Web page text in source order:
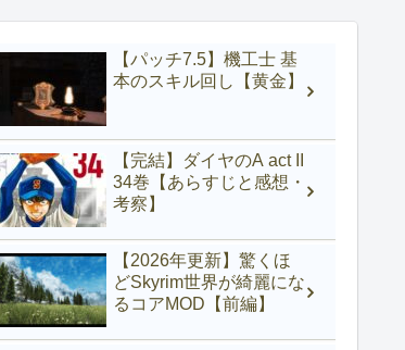
【パッチ7.5】機工士 基
本のスキル回し【黄金】
【完結】ダイヤのA act II
34巻【あらすじと感想・
考察】
【2026年更新】驚くほ
どSkyrim世界が綺麗にな
るコアMOD【前編】